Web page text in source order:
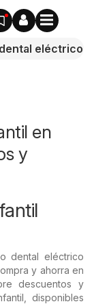
en
y
dental eléctrico
y ahorra en
descuentos y
disponibles